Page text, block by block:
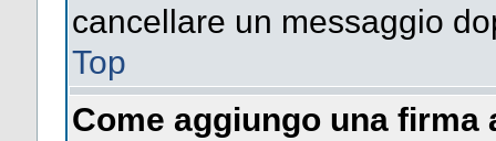
cancellare un messaggio
Top
Come aggiungo una firma